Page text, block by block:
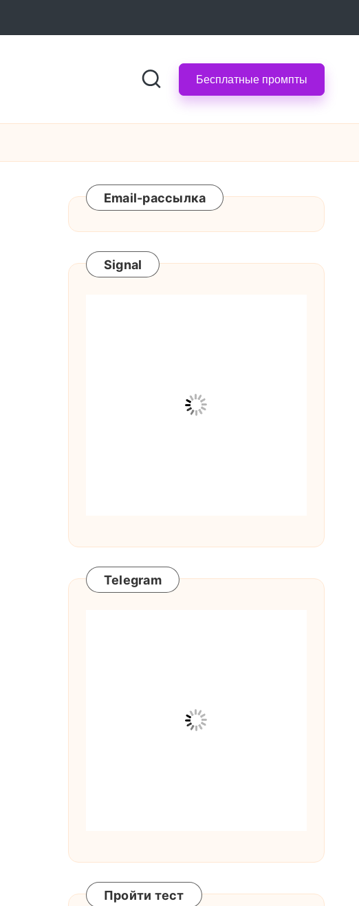
Бесплатные промпты
Email-рассылка
Signal
Telegram
Пройти тест